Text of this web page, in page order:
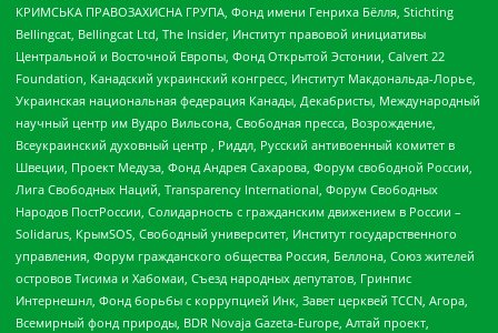
КРИМСЬКА ПРАВОЗАХИСНА ГРУПА, Фонд имени Генриха Бёлля, Stichting
Bellingcat, Bellingcat Ltd, The Insider, Институт правовой инициативы
Центральной и Восточной Европы, Фонд Открытой Эстонии, Calvert 22
Foundation, Канадский украинский конгресс, Институт Макдональда-Лорье,
Украинская национальная федерация Канады, Декабристы, Международный
научный центр им Вудро Вильсона, Свободная пресса, Возрождение,
Всеукраинский духовный центр , Риддл, Русский антивоенный комитет в
Швеции, Проект Медуза, Фонд Андрея Сахарова, Форум свободной России,
Лига Свободных Наций, Transparеncy International, Форум Свободных
Народов ПостРоссии, Солидарность с гражданским движением в России –
Solidarus, КрымSOS, Свободный университет, Институт государственного
управления, Форум гражданского общества Россия, Беллона, Союз жителей
островов Тисима и Хабомаи, Съезд народных депутатов, Гринпис
Интернешнл, Фонд борьбы с коррупцией Инк, Завет церквей TCCN, Агора,
Всемирный фонд природы, BDR Novaja Gazeta-Europe, Алтай проект,